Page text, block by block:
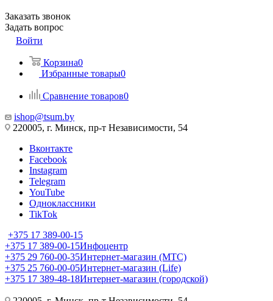
Заказать звонок
Задать вопрос
Войти
Корзина0
Избранные товары0
Сравнение товаров0
ishop@tsum.by
220005, г. Минск, пр-т Независимости, 54
Вконтакте
Facebook
Instagram
Telegram
YouTube
Одноклассники
TikTok
+375 17 389-00-15
+375 17 389-00-15Инфоцентр
+375 29 760-00-35Интернет-магазин (МТС)
+375 25 760-00-05Интернет-магазин (Life)
+375 17 389-48-18Интернет-магазин (городской)